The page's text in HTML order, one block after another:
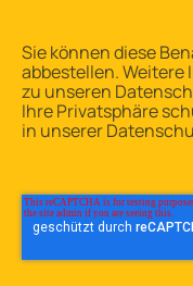
Sie können diese
abbestellen. Weitere
zu unseren
Ihre Privatsphäre
in unserer